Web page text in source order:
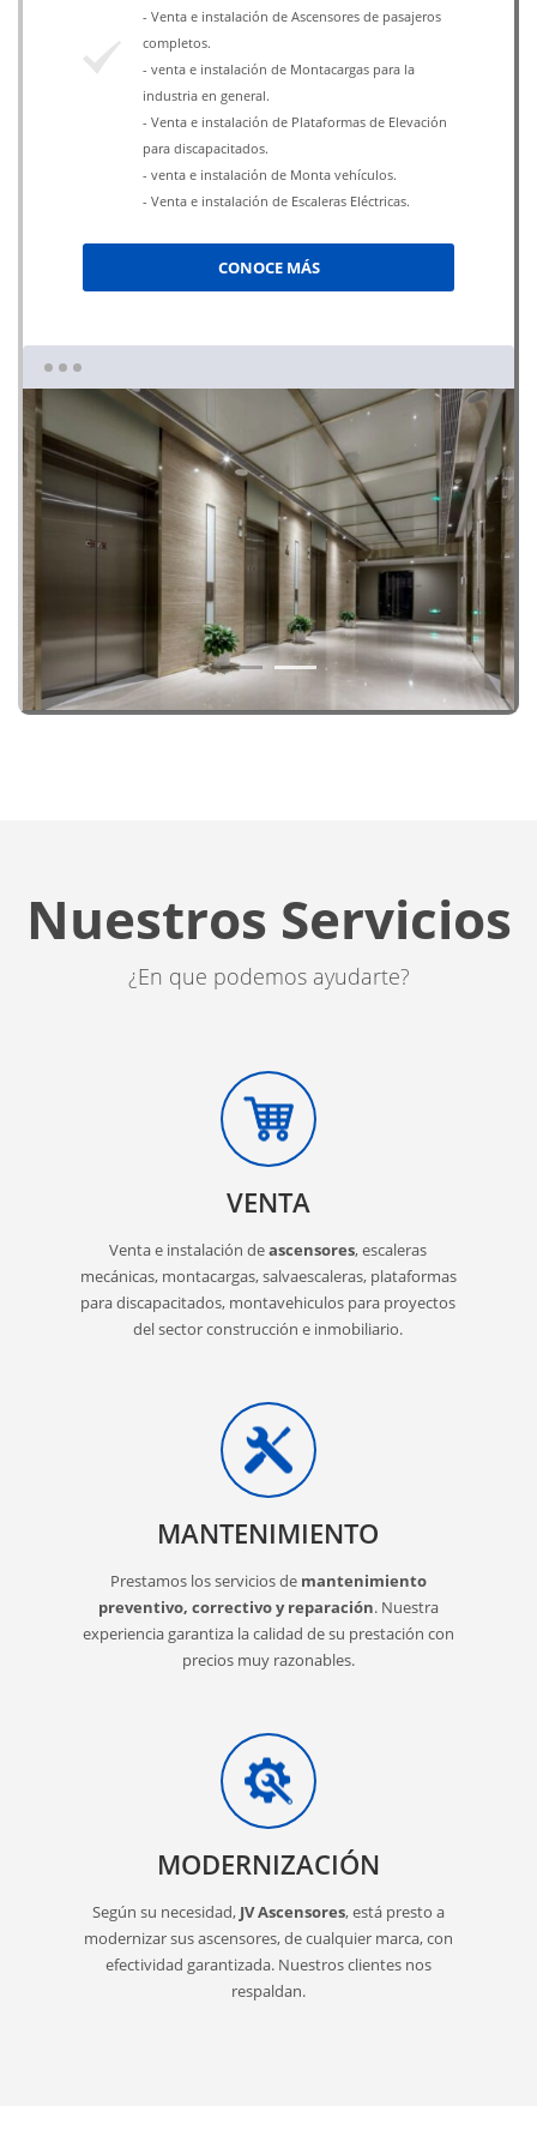
- Venta e instalación de Ascensores de pasajeros
completos.
- venta e instalación de Montacargas para la
industria en general.
- Venta e instalación de Plataformas de Elevación
para discapacitados.
- venta e instalación de Monta vehículos.
- Venta e instalación de Escaleras Eléctricas.
CONOCE MÁS
1 2
Nuestros Servicios
¿En que podemos ayudarte?
VENTA
Venta e instalación deascensores, escaleras
mecánicas, montacargas, salvaescaleras, plataformas
para discapacitados, montavehiculos para proyectos
del sector construcción e inmobiliario.
MANTENIMIENTO
Prestamos los servicios de mantenimiento
preventivo, correctivo y reparación. Nuestra
experiencia garantiza la calidad de su prestación con
precios muy razonables.
MODERNIZACIÓN
Según su necesidad, JV Ascensores, está presto a
modernizar sus ascensores, de cualquier marca, con
efectividad garantizada. Nuestros clientes nos
respaldan.